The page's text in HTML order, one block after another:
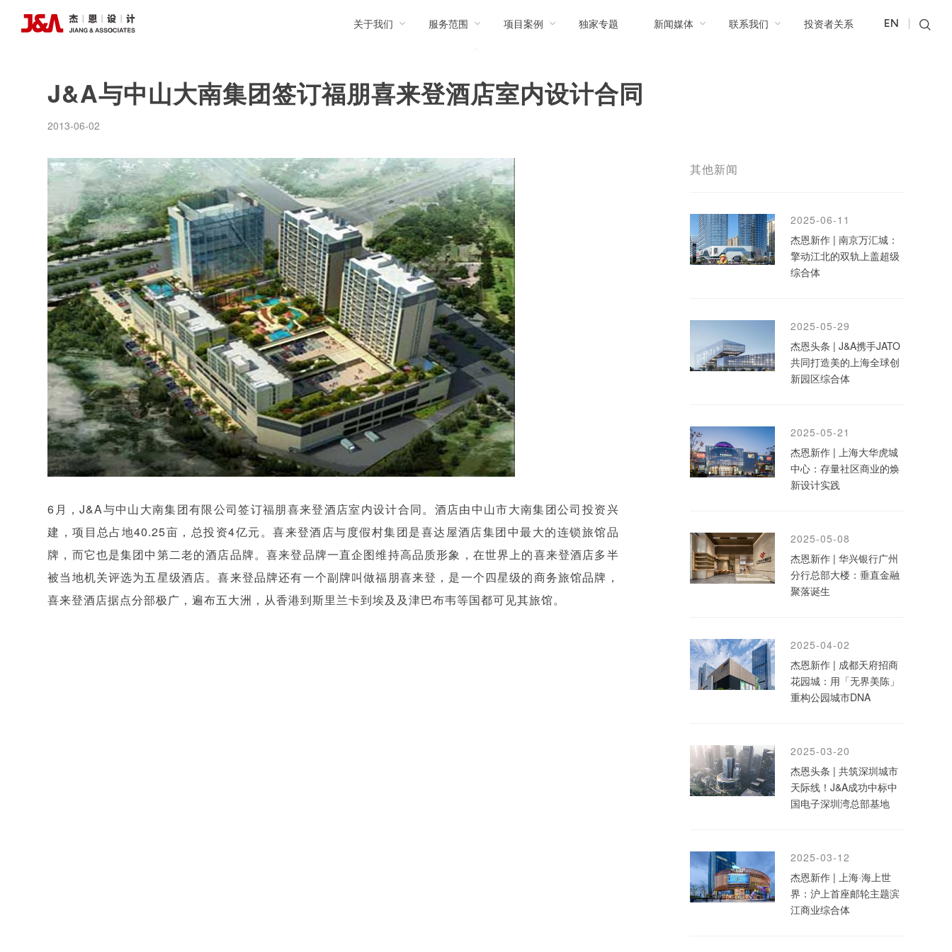
关于我们 服务范围 项目案例 独家专题 新闻媒体 联系我们 投资者关系 EN
J&A与中山大南集团签订福朋喜来登酒店室内设计合同
2013-06-02
6月，J&A与中山大南集团有限公司签订福朋喜来登酒店室内设计合同。酒店由中山市大南集团公司投资兴
建，项目总占地40.25亩，总投资4亿元。喜来登酒店与度假村集团是喜达屋酒店集团中最大的连锁旅馆品
牌，而它也是集团中第二老的酒店品牌。喜来登品牌一直企图维持高品质形象，在世界上的喜来登酒店多半
被当地机关评选为五星级酒店。喜来登品牌还有一个副牌叫做福朋喜来登，是一个四星级的商务旅馆品牌，
喜来登酒店据点分部极广，遍布五大洲，从香港到斯里兰卡到埃及及津巴布韦等国都可见其旅馆。
其他新闻
2025-06-11
杰恩新作 | 南京万汇城：
擎动江北的双轨上盖超级
综合体
2025-05-29
杰恩头条 | J&A携手JATO
共同打造美的上海全球创
新园区综合体
2025-05-21
杰恩新作 | 上海大华虎城
中心：存量社区商业的焕
新设计实践
2025-05-08
杰恩新作 | 华兴银行广州
分行总部大楼：垂直金融
聚落诞生
2025-04-02
杰恩新作 | 成都天府招商
花园城：用「无界美陈」
重构公园城市DNA
2025-03-20
杰恩头条 | 共筑深圳城市
天际线！J&A成功中标中
国电子深圳湾总部基地
2025-03-12
杰恩新作 | 上海·海上世
界：沪上首座邮轮主题滨
江商业综合体